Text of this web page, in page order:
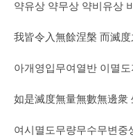
약유상 약무상 약비유상
我皆令入無餘涅槃 而滅度
아개영입무여열반 이멸도
如是滅度無量無數無邊衆
여시멸도무량무수무변중